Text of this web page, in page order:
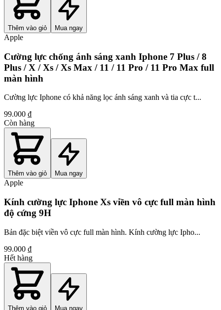
Thêm vào giỏ Mua ngay
Apple
Cường lực chống ánh sáng xanh Iphone 7 Plus / 8
Plus / X / Xs / Xs Max / 11 / 11 Pro / 11 Pro Max full
màn hình
Cường lực Iphone có khả năng lọc ánh sáng xanh và tia cực t...
99.000 ₫
Còn hàng
Thêm vào giỏ Mua ngay
Apple
Kính cường lực Iphone Xs viền vô cực full màn hình
độ cứng 9H
Bản đặc biệt viền vô cực full màn hình. Kính cường lực Ipho...
99.000 ₫
Hết hàng
Thêm vào giỏ Mua ngay